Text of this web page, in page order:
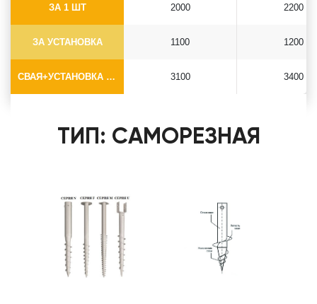
ЗА 1 ШТ
ЗА УСТАНОВКА
СВАЯ+УСТАНОВКА (БЕЗ ОГОЛОВКА)
2000
1100
3100
2200
1200
3400
ТИП: САМОРЕЗНАЯ